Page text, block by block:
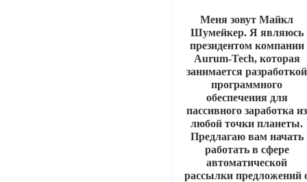
Меня зовут Майкл
Шумейкер. Я являюсь
президентом компании
Aurum-Tech, которая
занимается разработкой
программного
обеспечения для
пассивного заработка из
любой точки планеты.
Предлагаю вам начать
работать в сфере
автоматической
рассылки предложений